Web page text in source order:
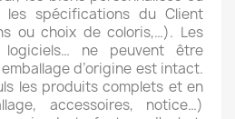
les spécifications du Client
ou choix de coloris,…). Les
logiciels… ne peuvent être
d’origine est intact.
les produits complets et en
accessoires, notice…)